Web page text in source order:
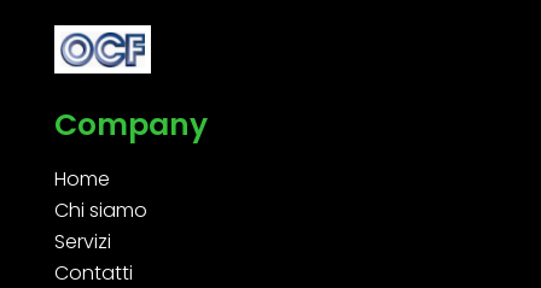
Company
Home
Chi siamo
Servizi
Contatti